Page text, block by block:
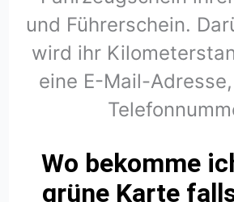
und Führerschein.
wird ihr
eine E-Mail-
Wo bekomme
grüne Karte